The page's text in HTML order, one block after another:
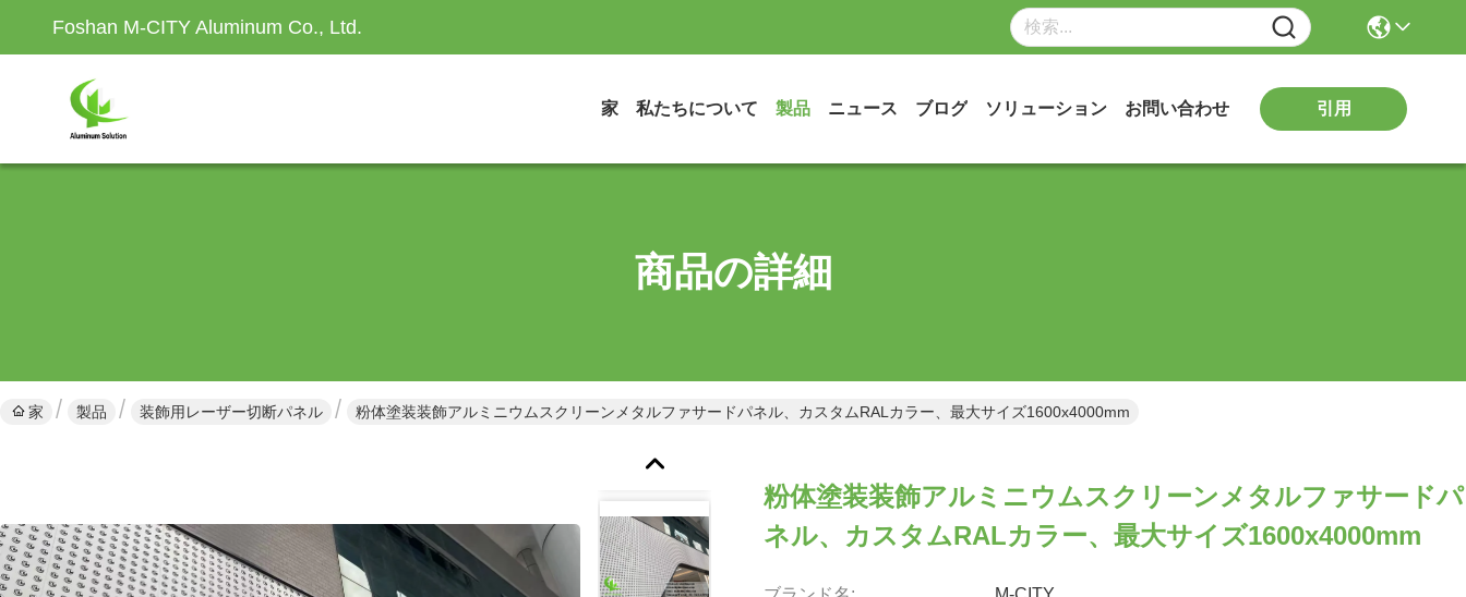
Foshan M-CITY Aluminum Co., Ltd.
家 私たちについて 製品 ニュース ブログ ソリューション お問い合わせ 引用
商品の詳細
家 製品 装飾用レーザー切断パネル 粉体塗装装飾アルミニウムスクリーンメタルファサードパネル、カスタムRALカラー、最大サイズ1600x4000mm
粉体塗装装飾アルミニウムスクリーンメタルファサードパ
ネル、カスタムRALカラー、最大サイズ1600x4000mm